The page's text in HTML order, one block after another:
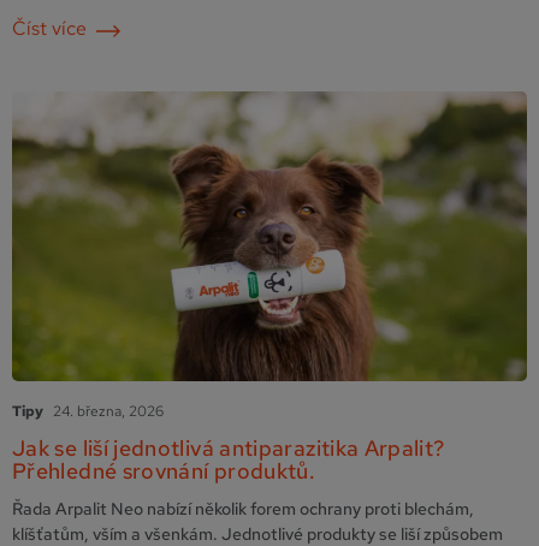
a přenosu onemocnění. Produkty značky Arpalit jsou navrženy tak,
aby působily ještě předtím, než klíště kousne. A právě to je jeden z
Číst více
Tipy 24. března, 2026
Jak se liší jednotlivá antiparazitika Arpalit?
Přehledné srovnání produktů.
Řada Arpalit Neo nabízí několik forem ochrany proti blechám,
klíšťatům, vším a všenkám. Jednotlivé produkty se liší způsobem